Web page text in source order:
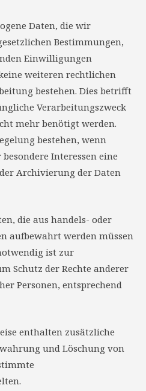
Daten, die wir
Bestimmungen,
Einwilligungen
weiteren rechtlichen
bestehen. Dies betrifft
Verarbeitungszweck
mehr benötigt werden.
bestehen, wenn
Interessen eine
Archivierung der Daten
die aus handels- oder
aufbewahrt werden müssen
ist zur
Schutz der Rechte anderer
Personen, entsprechend
enthalten zusätzliche
und Löschung von